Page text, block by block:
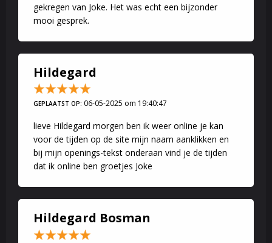
gekregen van Joke. Het was echt een bijzonder
mooi gesprek.
Hildegard
GEPLAATST OP: 06-05-2025 om 19:40:47
lieve Hildegard morgen ben ik weer online je kan
voor de tijden op de site mijn naam aanklikken en
bij mijn openings-tekst onderaan vind je de tijden
dat ik online ben groetjes Joke
Hildegard Bosman